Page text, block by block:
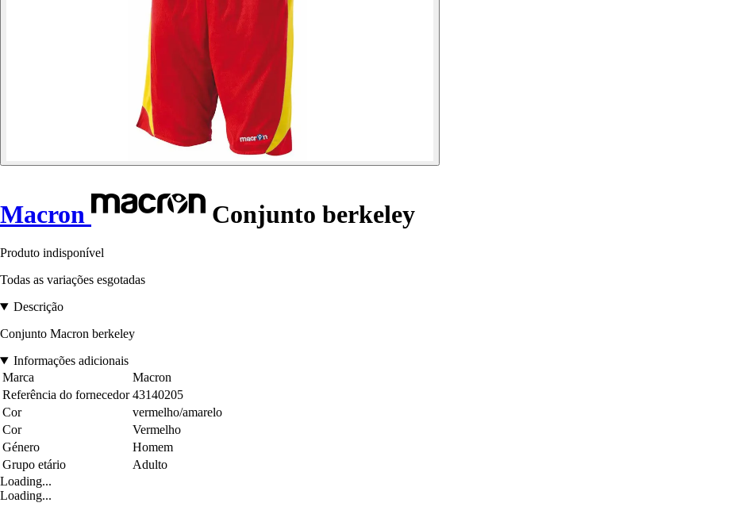
Macron Conjunto berkeley
Produto indisponível
Todas as variações esgotadas
Descrição
Conjunto Macron berkeley
Informações adicionais
Marca
Macron
Referência do fornecedor 43140205
Cor
vermelho/amarelo
Cor
Vermelho
Género
Homem
Grupo etário
Adulto
Loading...
Loading...